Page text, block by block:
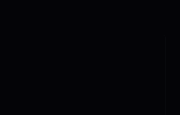
programmet. Hans
blant deltagerne -